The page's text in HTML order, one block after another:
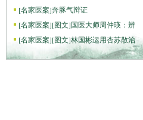
[名家医案]奔豚气辩证
[名家医案][图文]国医大师周仲瑛：辨
[名家医案][图文]林国彬运用杏苏散治